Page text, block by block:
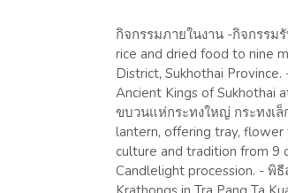
กิจกรรมภายในงาน -กิจกรรม
rice and dried food to nine
District, Sukhothai
Ancient Kings of Sukhothai
ขบวนแห่กระทงใหญ่ กระทงเ
lantern, offering tray,
culture and tradition from 9
Candlelight procession. - พิ